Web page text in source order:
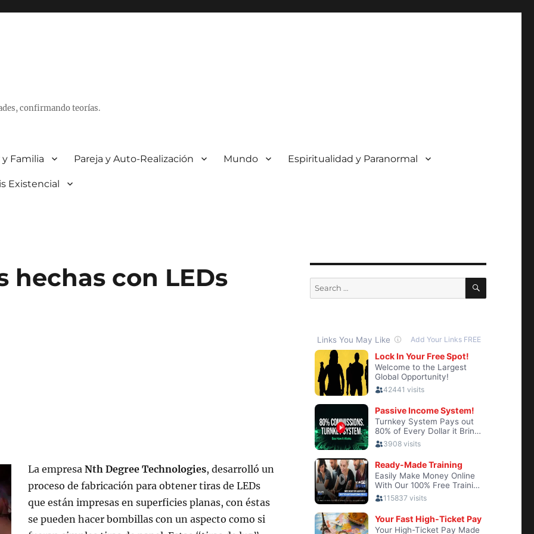
confirmando teorías.
Familia Pareja y Auto-Realización Mundo Espiritualidad y Paranormal
Existencial
hechas con LEDs
La empresa Nth Degree Technologies, desarrolló un
proceso de fabricación para obtener tiras de LEDs
que están impresas en superficies planas, con éstas
se pueden hacer bombillas con un aspecto como si
Search
for:
SEARCH